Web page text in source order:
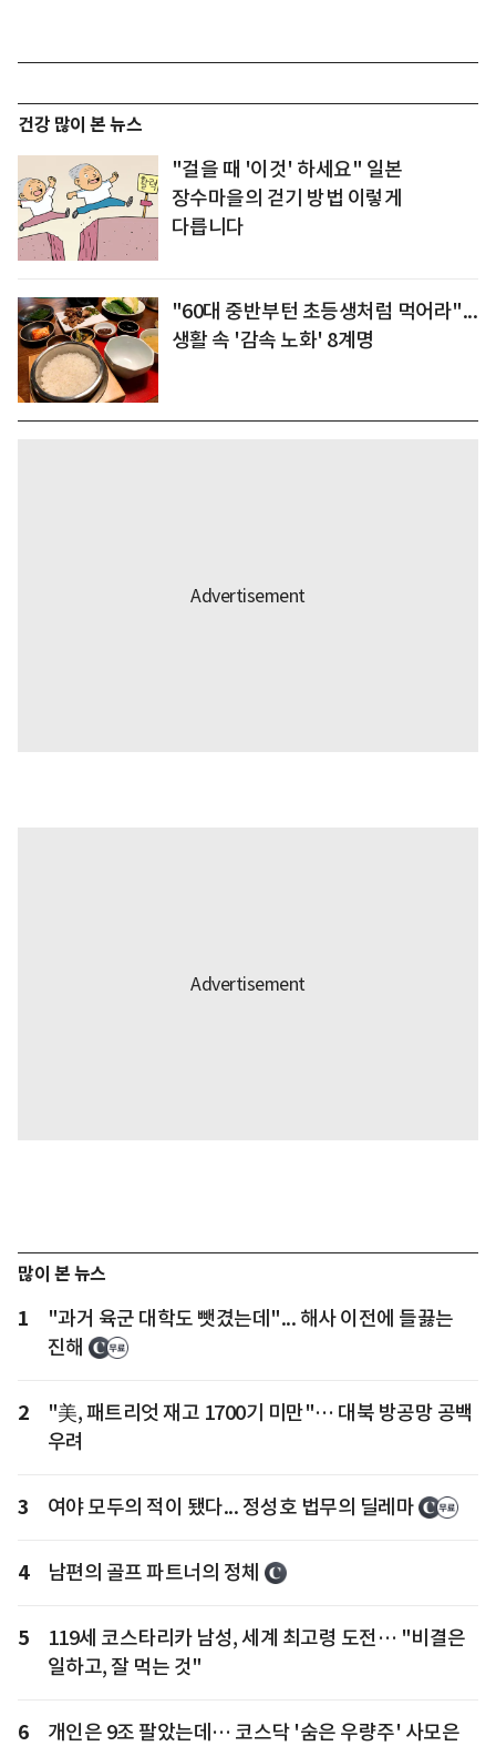
건강 많이 본 뉴스
"걸을 때 '이것' 하세요" 일본
장수마을의 걷기 방법 이렇게
다릅니다
"60대 중반부턴 초등생처럼 먹어라"...
생활 속 '감속 노화' 8계명
많이 본 뉴스
1
"과거 육군 대학도 뺏겼는데"... 해사 이전에 들끓는
진해
2
"美, 패트리엇 재고 1700기 미만"… 대북 방공망 공백
우려
3 여야 모두의 적이 됐다... 정성호 법무의 딜레마
4 남편의 골프 파트너의 정체
5
119세 코스타리카 남성, 세계 최고령 도전… "비결은
일하고, 잘 먹는 것"
6
개인은 9조 팔았는데… 코스닥 '숨은 우량주' 사모은